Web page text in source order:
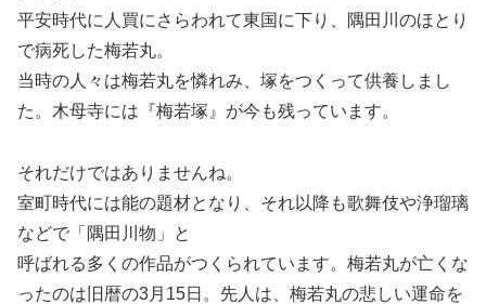
平安時代に人買にさらわれて東国に下り、隅田川のほとり
で病死した梅若丸。
当時の人々は梅若丸を憐れみ、塚をつくって供養しまし
た。木母寺には『梅若塚』が今も残っています。
それだけではありませんね。
室町時代には能の題材となり、それ以降も歌舞伎や浄瑠璃
などで「隅田川物」と
呼ばれる多くの作品がつくられています。梅若丸が亡くな
ったのは旧暦の3月15日。先人は、梅若丸の悲しい運命を